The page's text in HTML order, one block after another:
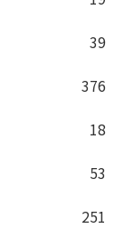
39
376
18
53
251